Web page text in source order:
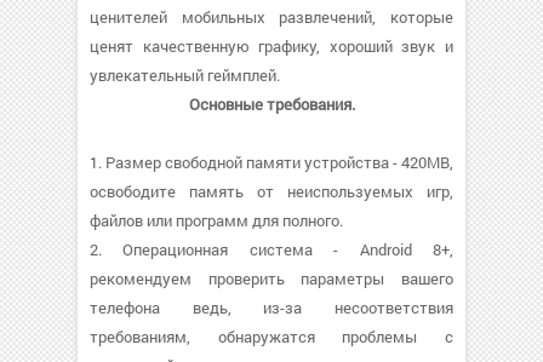
ценителей мобильных развлечений, которые
ценят качественную графику, хороший звук и
увлекательный геймплей.
Основные требования.
1. Размер свободной памяти устройства - 420MB,
освободите память от неиспользуемых игр,
файлов или программ для полного.
2. Операционная система - Android 8+,
рекомендуем проверить параметры вашего
телефона ведь, из-за несоответствия
требованиям, обнаружатся проблемы с